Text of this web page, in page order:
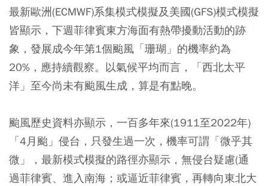
最新歐洲(ECMWF)系集模式模擬及美國(GFS)模式模擬
皆顯示，下週菲律賓東方海面有熱帶擾動活動的跡
象，發展成今年第1個颱風「珊瑚」的機率約為
20%，應持續觀察。以氣候平均而言，「西北太平
洋」至今尚未有颱風生成，算是有點晚。
颱風歷史資料亦顯示，一百多年來(1911至2022年)
「4月颱」侵台，只發生過一次，機率可謂「微乎其
微」，最新模式模擬的路徑亦顯示，無侵台疑慮(通
過菲律賓、進入南海；或逼近菲律賓，再轉向東北大